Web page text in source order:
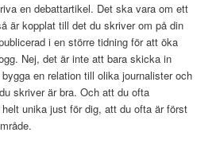
en debattartikel. Det ska vara om ett
är kopplat till det du skriver om på din
i en större tidning för att öka
Nej, det är inte att bara skicka in
en relation till olika journalister och
skriver är bra. Och att du ofta
unika just för dig, att du ofta är först